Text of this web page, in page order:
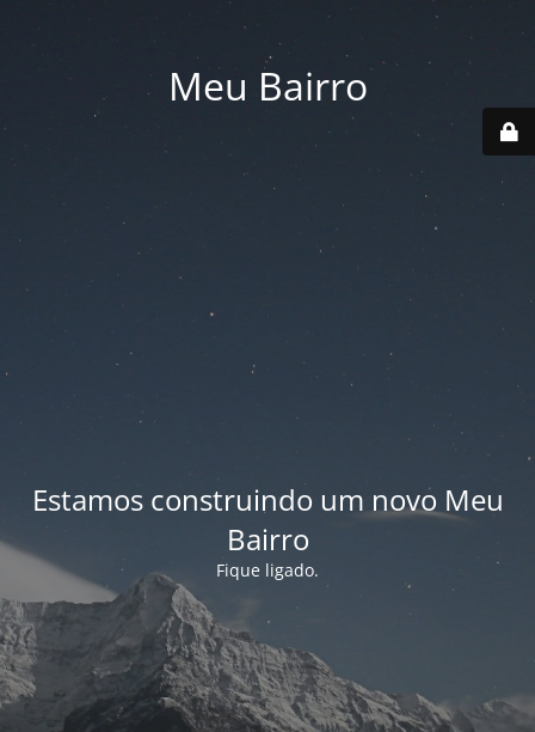
Meu Bairro
Estamos construindo um novo Meu
Bairro
Fique ligado.